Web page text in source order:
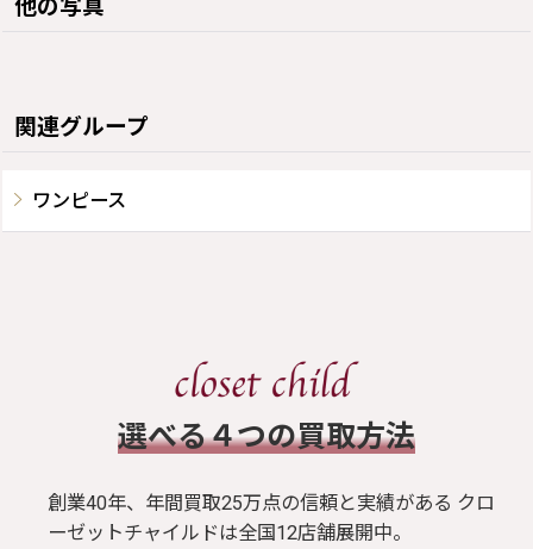
他の写真
関連グループ
ワンピース
​選べる４つの買取方法
創業40年、年間買取25万点の信頼と実績がある クロ
ーゼットチャイルドは全国12店舗展開中。